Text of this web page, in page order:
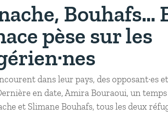
Bouhafs…
pèse sur les
dans leur pays, des opposant·es
en date, Amira Bouraoui, un
et Slimane Bouhafs, tous les deux